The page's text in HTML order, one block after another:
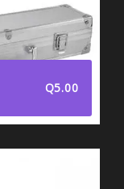
Q5.00